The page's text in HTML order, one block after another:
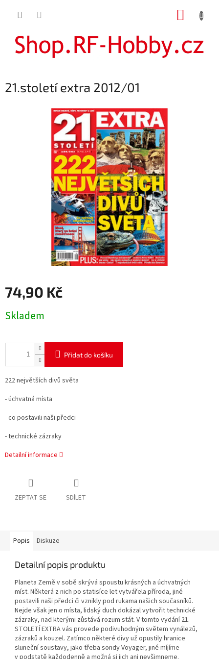
21.století extra 2012/01
74,90 Kč
cena:
Skladem
Přidat do košíku
222 největších divů světa
- úchvatná místa
- co postavili naši předci
- technické zázraky
Detailní informace
ZEPTAT SE SDÍLET
Popis Diskuze
Detailní popis produktu
Planeta Země v sobě skrývá spoustu krásných a úchvatných
míst. Některá z nich po statisíce let vytvářela příroda, jiné
postavili naši předci či vznikly pod rukama našich současníků.
Nejde však jen o místa, lidský duch dokázal vytvořit technické
zázraky, nad kterými zůstává rozum stát. V tomto vydání 21.
STOLETÍ EXTRA vás provede podivuhodným světem vynálezů,
zázraků a kouzel. Zatímco některé divy už opustily hranice
sluneční soustavy, jako třeba sondy Voyager, jiné míjíme